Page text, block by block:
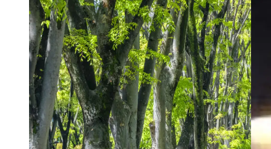
サイトマップ
仙臺写真館フォトギャラリー
仙台旅先体験コレクション Instagaram